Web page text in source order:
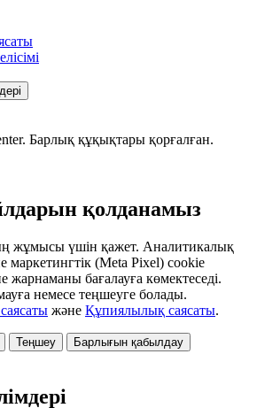
Барлық құқықтары қорғалған.
қолданамыз
жұмысы үшін қажет. Аналитикалық
маркетингтік (Meta Pixel) cookie
жарнаманы бағалауға көмектеседі.
немесе теңшеуге болады.
және Құпиялылық саясаты.
Теңшеу Барлығын қабылдау